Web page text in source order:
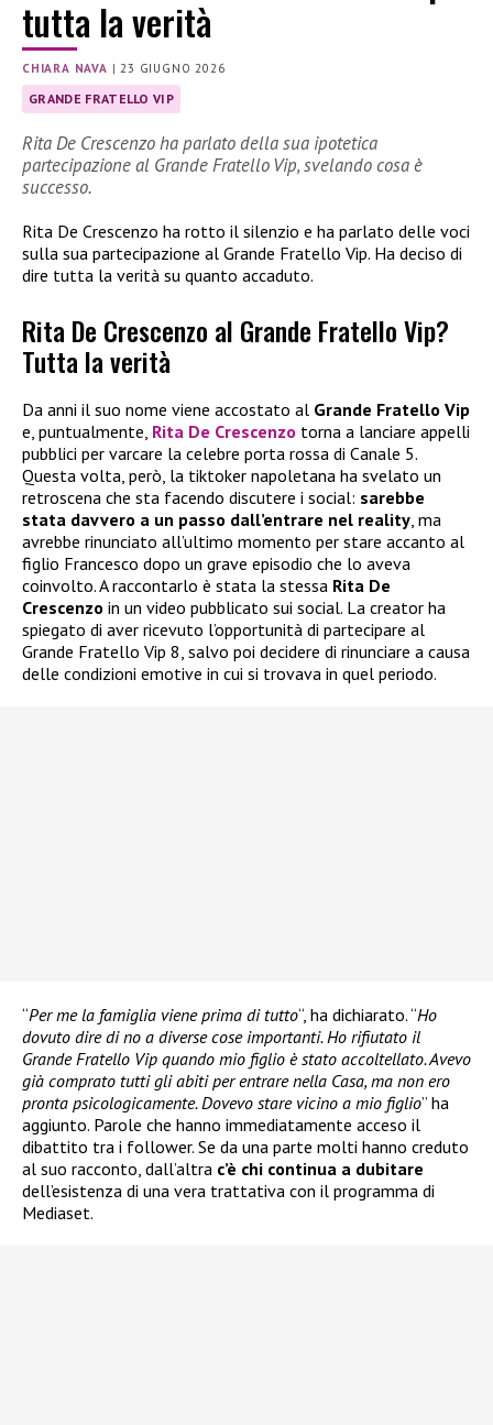
tutta la verità
CHIARA NAVA |23 GIUGNO 2026
GRANDE FRATELLO VIP
Rita De Crescenzo ha parlato della sua ipotetica
partecipazione al Grande Fratello Vip, svelando cosa è
successo.
Rita De Crescenzo ha rotto il silenzio e ha parlato delle voci
sulla sua partecipazione al Grande Fratello Vip. Ha deciso di
dire tutta la verità su quanto accaduto.
Rita De Crescenzo al Grande Fratello Vip?
Tutta la verità
Da anni il suo nome viene accostato al Grande Fratello Vip
e, puntualmente, Rita De Crescenzo torna a lanciare appelli
pubblici per varcare la celebre porta rossa di Canale 5.
Questa volta, però, la tiktoker napoletana ha svelato un
retroscena che sta facendo discutere i social: sarebbe
stata davvero a un passo dall’entrare nel reality, ma
avrebbe rinunciato all’ultimo momento per stare accanto al
figlio Francesco dopo un grave episodio che lo aveva
coinvolto. A raccontarlo è stata la stessa Rita De
Crescenzo in un video pubblicato sui social. La creator ha
spiegato di aver ricevuto l’opportunità di partecipare al
Grande Fratello Vip 8, salvo poi decidere di rinunciare a causa
delle condizioni emotive in cui si trovava in quel periodo.
“Per me la famiglia viene prima di tutto“, ha dichiarato. “Ho
dovuto dire di no a diverse cose importanti. Ho rifiutato il
Grande Fratello Vip quando mio figlio è stato accoltellato. Avevo
già comprato tutti gli abiti per entrare nella Casa, ma non ero
pronta psicologicamente. Dovevo stare vicino a mio figlio” ha
aggiunto. Parole che hanno immediatamente acceso il
dibattito tra i follower. Se da una parte molti hanno creduto
al suo racconto, dall’altra c’è chi continua a dubitare
dell’esistenza di una vera trattativa con il programma di
Mediaset.